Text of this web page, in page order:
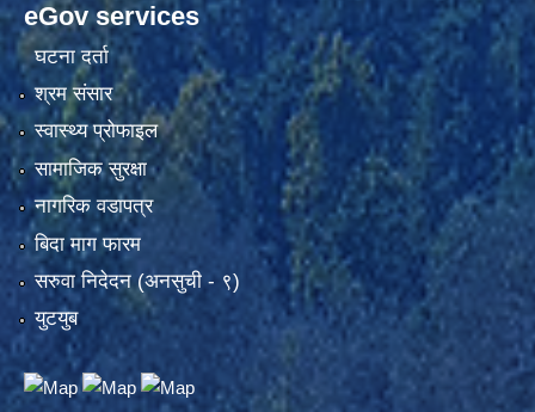
eGov services
घटना दर्ता
श्रम संसार
स्वास्थ्य प्रोफाइल
सामाजिक सुरक्षा
नागरिक वडापत्र
बिदा माग फारम
सरुवा निदेदन (अनसुची - ९)
युटयुब